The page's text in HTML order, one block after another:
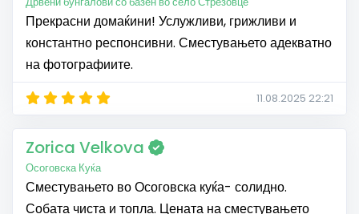
Прекрасни домаќини! Услужливи, грижливи и
константно респонсивни. Сместувањето адекватно
на фотографиите.
11.08.2025 22:21
Zorica Velkova
Осоговска Куќа
Сместувањето во Осоговска куќа- солидно.
Собата чиста и топла. Цената на сместувањето